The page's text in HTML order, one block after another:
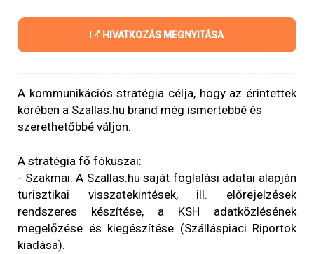
HIVATKOZÁS MEGNYITÁSA
A kommunikációs stratégia célja, hogy az érintettek
körében a Szallas.hu brand még ismertebbé és
szerethetőbbé váljon.
A stratégia fő fókuszai:
- Szakmai: A Szallas.hu saját foglalási adatai alapján
turisztikai visszatekintések, ill. előrejelzések
rendszeres készítése, a KSH adatközlésének
megelőzése és kiegészítése (Szálláspiaci Riportok
kiadása).